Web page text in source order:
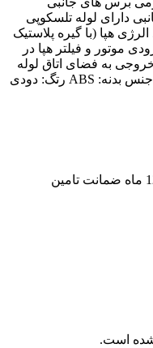
دارای لوله تلسکوپی
هپا (با گیره پلاستیک
موتور و فیلتر هپا در
به فضای اتاق لوله
خرطومی با قطر بزرگ با روکش کنفی جنس بدنه: ABS رتگ: دودی
25 ماه گارانتی پارس خزر + 120 ماه ضمانت تامین
است.